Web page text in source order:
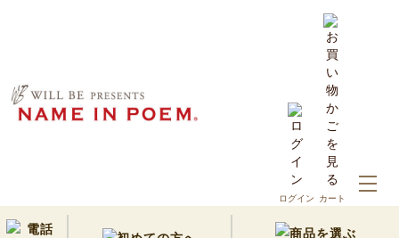
ログイン カート
母の日ギフト｜ポップな花柄フレーム フルール(Natural)(1人
用)